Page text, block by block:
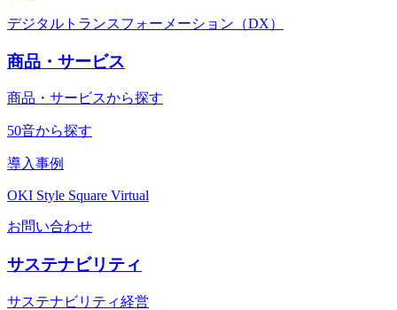
デジタルトランスフォーメーション（DX）
商品・サービス
商品・サービスから探す
50音から探す
導入事例
OKI Style Square Virtual
お問い合わせ
サステナビリティ
サステナビリティ経営